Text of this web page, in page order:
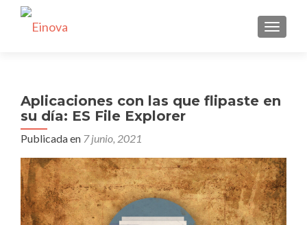
Aplicaciones con las que flipaste en
su día: ES File Explorer
Publicada en 7 junio, 2021